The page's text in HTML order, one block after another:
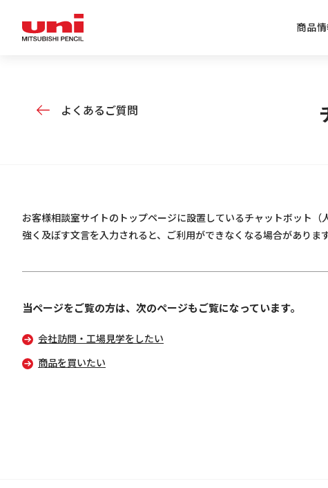
商品
よくあるご質問
お客様相談室サイトのトップページに設置しているチャットボット
強く及ぼす文言を入力されると、ご利用ができなくなる場合があります
当ページをご覧の方は、次のページもご覧になっています。
会社訪問・工場見学をしたい
商品を買いたい